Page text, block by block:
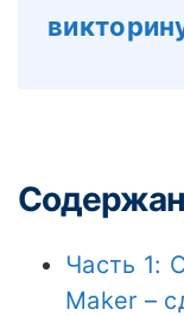
Часть 1:
Maker –